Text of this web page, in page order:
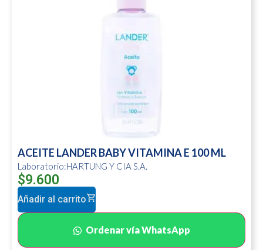
ACEITE LANDER BABY VITAMINA E 100 ML
Laboratorio:HARTUNG Y CIA S.A.
$9.600
Añadir al carrito
Ordenar vía WhatsApp